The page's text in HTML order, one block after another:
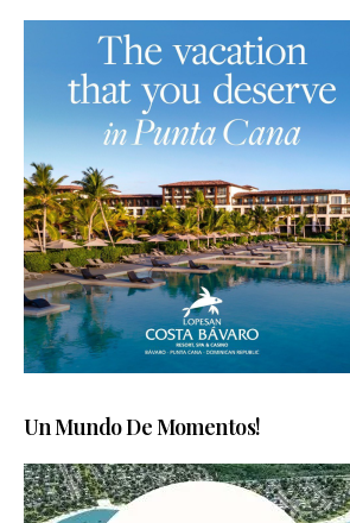
Un Mundo De Momentos!